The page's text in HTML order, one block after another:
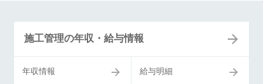
施工管理の年収・給与情報
年収情報 給与明細